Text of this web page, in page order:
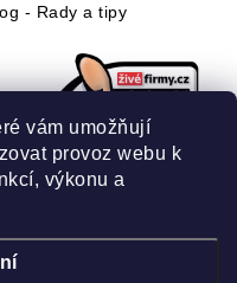
vám umožňují
provoz webu k
výkonu a
- Rady a tipy